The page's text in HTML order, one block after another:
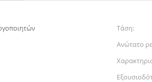
Τάση:
Ανώτατο